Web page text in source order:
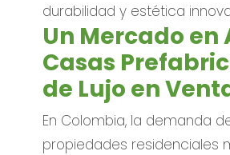
durabilidad y estética
Un Mercado en
Casas
de Lujo en
En Colombia, la demanda
propiedades residenciales